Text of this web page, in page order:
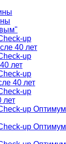
up
40 лет
up
лет
up
40 лет
up
лет
up Оптимум
up Оптимум